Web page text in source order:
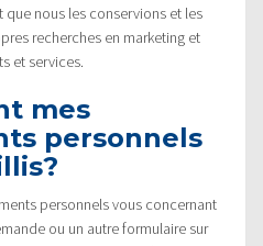
nous les conservions et les
recherches en marketing et
et services.
mes
personnels
personnels vous concernant
ou un autre formulaire sur